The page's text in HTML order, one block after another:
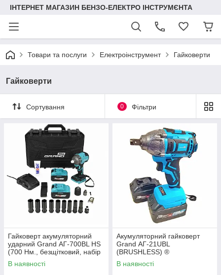
ІНТЕРНЕТ МАГАЗИН БЕНЗО-ЕЛЕКТРО ІНСТРУМЄНТА
Товари та послуги Електроінструмент Гайковерти
Гайковерти
Сортування 0 Фільтри
Гайковерт акумуляторний
ударний Grand АГ-700BL HS
(700 Нм., безщітковий, набір
головок, АКБ 4А·год., 20 В)
В наявності
Акумуляторний гайковерт
Grand АГ-21UBL
(BRUSHLESS) ®
В наявності